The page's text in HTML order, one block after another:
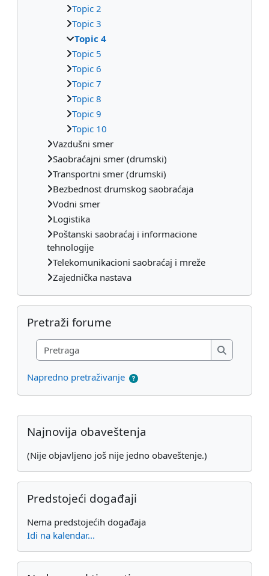
Topic 2
Topic 3
Topic 4
Topic 5
Topic 6
Topic 7
Topic 8
Topic 9
Topic 10
Vazdušni smer
Saobraćajni smer (drumski)
Transportni smer (drumski)
Bezbednost drumskog saobraćaja
Vodni smer
Logistika
Poštanski saobraćaj i informacione
tehnologije
Telekomunikacioni saobraćaj i mreže
Zajednička nastava
Preskoči Pretraži forume
Pretraži forume
Pretraga
Pretraga
Napredno pretraživanje
Dodatni blokovi
Preskoči Najnovija obaveštenja
Najnovija obaveštenja
(Nije objavljeno još nije jedno obaveštenje.)
Preskoči Predstojeći događaji
Predstojeći događaji
Nema predstojećih događaja
Idi na kalendar...
Preskoči Nedavne aktivnosti